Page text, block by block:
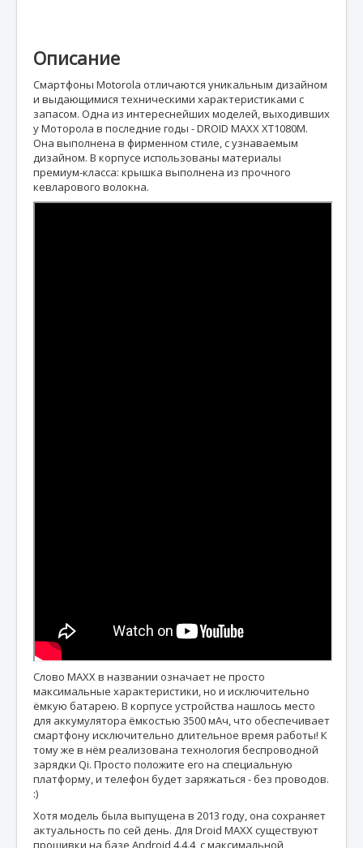
Описание
Смартфоны Motorola отличаются уникальным дизайном
и выдающимися техническими характеристиками с
запасом. Одна из интереснейших моделей, выходивших
у Моторола в последние годы - DROID MAXX XT1080M.
Она выполнена в фирменном стиле, с узнаваемым
дизайном. В корпусе использованы материалы
премиум-класса: крышка выполнена из прочного
кевларового волокна.
Слово MAXX в названии означает не просто
максимальные характеристики, но и исключительно
ёмкую батарею. В корпусе устройства нашлось место
для аккумулятора ёмкостью 3500 мАч, что обеспечивает
смартфону исключительно длительное время работы! К
тому же в нём реализована технология беспроводной
зарядки Qi. Просто положите его на специальную
платформу, и телефон будет заряжаться - без проводов.
:)
Хотя модель была выпущена в 2013 году, она сохраняет
актуальность по сей день. Для Droid MAXX существуют
прошивки на базе Android 4.4.4, с максимальной